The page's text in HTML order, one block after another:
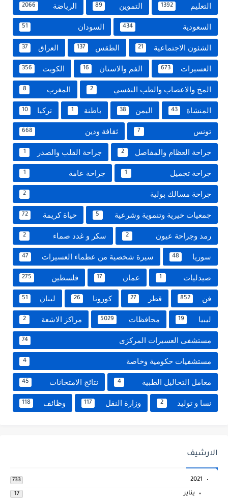
التعليم 1392 التموين 89 الرياضة 2066
السعودية 434 السودان 51
الشئون الاجتماعية 21 الطقس 137 العراق 37
العسيرات 673 الفم والاسنان 16 الكويت 356
المخ والاعصاب والطب النفسي 2 المغرب 8
المنشاة 43 اليمن 38 باطنة 1 تركيا 10
تونس 7 ثقافة ودين 668
جراحة العظام والمفاصل 2 جراحة القلب والصدر 1
جراحة تجميل 1 جراحة عامة 1
جراحة مسالك بولية 2
جمعيات خيرية وتنموية وشرعية 5 حياة كريمة 72
رمد وجراحة عيون 2 سكر و غدد صماء 2
سوريا 48 سيرة شخصية من عظماء العسيرات 47
صيدليات 1 عمان 17 فلسطين 275
فن 852 قطر 27 كورونا 26 لبنان 51
ليبيا 19 محافظات 5029 مراكز الاشعة 2
مستشفى العسيرات المركزى 74
مستشفيات حكومية وخاصة 4
معامل التحاليل الطبية 4 نتائج الامتحانات 45
نسا و توليد 2 وزارة النقل 117 وظائف 118
الارشيف
2021
733
يناير 17